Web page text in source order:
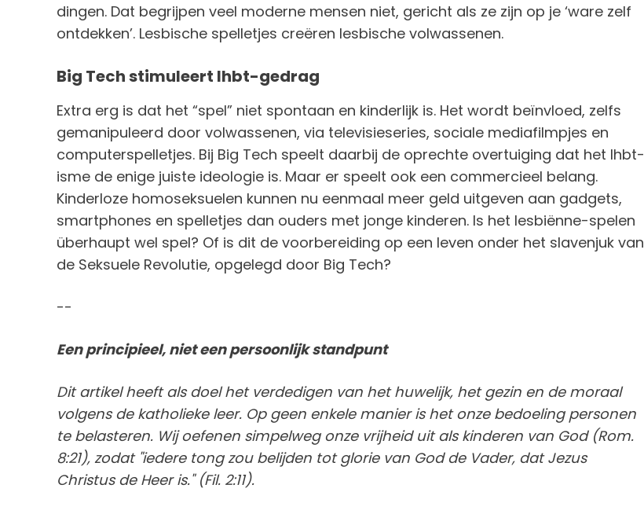
dingen. Dat begrijpen veel moderne mensen niet, gericht als ze zijn op je ‘ware zelf
ontdekken’. Lesbische spelletjes creëren lesbische volwassenen.
Big Tech stimuleert lhbt-gedrag
Extra erg is dat het “spel” niet spontaan en kinderlijk is. Het wordt beïnvloed, zelfs
gemanipuleerd door volwassenen, via televisieseries, sociale mediafilmpjes en
computerspelletjes. Bij Big Tech speelt daarbij de oprechte overtuiging dat het lhbt-
isme de enige juiste ideologie is. Maar er speelt ook een commercieel belang.
Kinderloze homoseksuelen kunnen nu eenmaal meer geld uitgeven aan gadgets,
smartphones en spelletjes dan ouders met jonge kinderen. Is het lesbiënne-spelen
überhaupt wel spel? Of is dit de voorbereiding op een leven onder het slavenjuk van
de Seksuele Revolutie, opgelegd door Big Tech?
--
Een principieel, niet een persoonlijk standpunt
Dit artikel heeft als doel het verdedigen van het huwelijk, het gezin en de moraal
volgens de katholieke leer. Op geen enkele manier is het onze bedoeling personen
te belasteren. Wij oefenen simpelweg onze vrijheid uit als kinderen van God (Rom.
8:21), zodat "iedere tong zou belijden tot glorie van God de Vader, dat Jezus
Christus de Heer is." (Fil. 2:11).